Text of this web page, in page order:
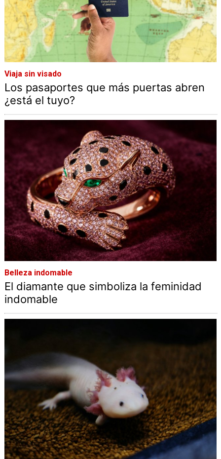
Viaja sin visado
Los pasaportes que más puertas abren
¿está el tuyo?
Belleza indomable
El diamante que simboliza la feminidad
indomable